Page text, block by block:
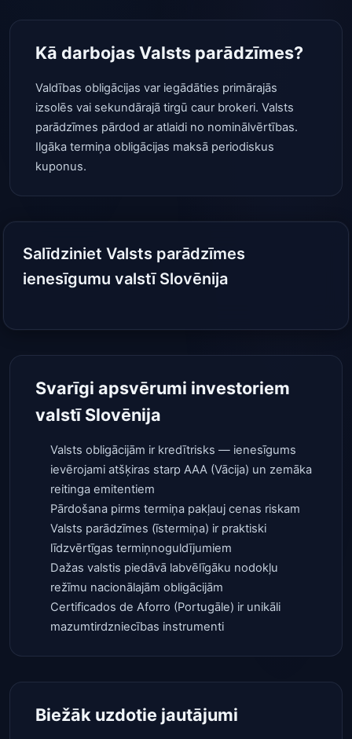
Kā darbojas Valsts parādzīmes?
Valdības obligācijas var iegādāties primārajās
izsolēs vai sekundārajā tirgū caur brokeri. Valsts
parādzīmes pārdod ar atlaidi no nominālvērtības.
Ilgāka termiņa obligācijas maksā periodiskus
kuponus.
Salīdziniet Valsts parādzīmes
ienesīgumu valstī Slovēnija
Svarīgi apsvērumi investoriem
valstī Slovēnija
Valsts obligācijām ir kredītrisks — ienesīgums
ievērojami atšķiras starp AAA (Vācija) un zemāka
reitinga emitentiem
Pārdošana pirms termiņa pakļauj cenas riskam
Valsts parādzīmes (īstermiņa) ir praktiski
līdzvērtīgas termiņnoguldījumiem
Dažas valstis piedāvā labvēlīgāku nodokļu
režīmu nacionālajām obligācijām
Certificados de Aforro (Portugāle) ir unikāli
mazumtirdzniecības instrumenti
Biežāk uzdotie jautājumi